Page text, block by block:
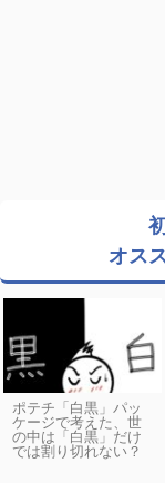
オス
ポテチ「白黒」パッ
ケージで考えた、世
の中は「白黒」だけ
では割り切れない？